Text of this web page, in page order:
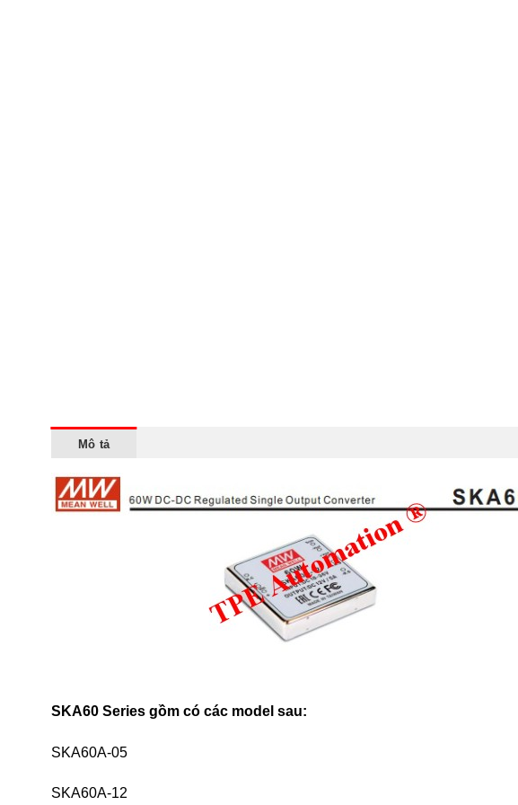
Mô tả
SKA60 Series gồm có các model sau:
SKA60A-05
SKA60A-12